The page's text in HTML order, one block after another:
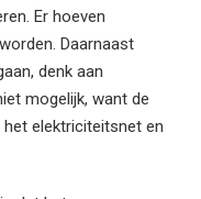
Er hoeven
Daarnaast
denk aan
mogelijk, want de
elektriciteitsnet en